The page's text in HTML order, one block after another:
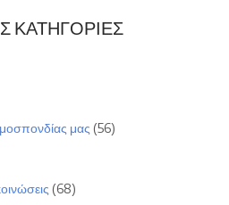
ΚΑΤΗΓΟΡΊΕΣ
μας (56)
(68)